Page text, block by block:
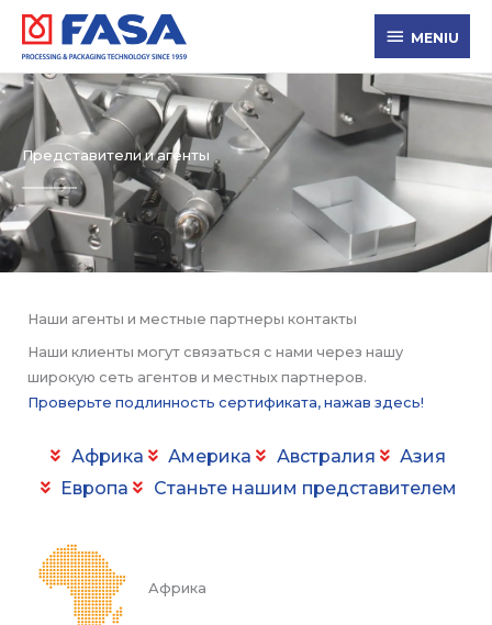
Перейти
содержимому
MENIU
MENIU
Представители и агенты
Наши агенты и местные партнеры контакты
Наши клиенты могут связаться с нами через нашу
широкую сеть агентов и местных партнеров.
Проверьте подлинность сертификата, нажав здесь!
Африка Америка Австралия
Азия
Европа
Станьте нашим представителем
Африка